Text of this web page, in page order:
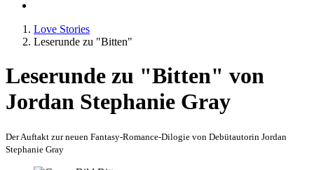
Love Stories
Leserunde zu "Bitten"
Leserunde zu "Bitten" von
Jordan Stephanie Gray
Der Auftakt zur neuen Fantasy-Romance-Dilogie von Debütautorin Jordan
Stephanie Gray